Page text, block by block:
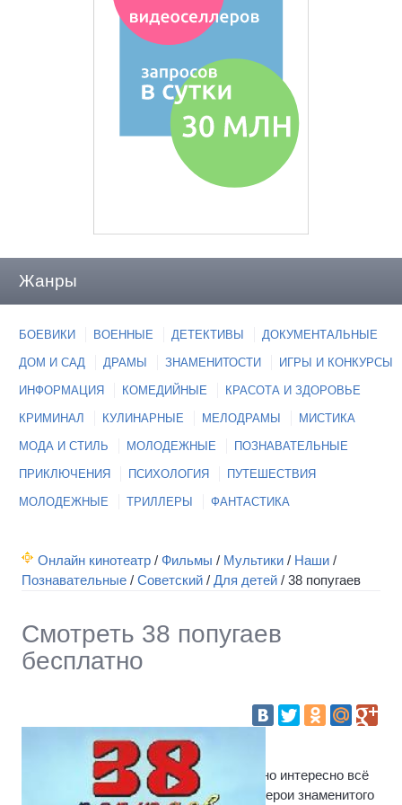
Жанры
БОЕВИКИ ВОЕННЫЕ ДЕТЕКТИВЫ ДОКУМЕНТАЛЬНЫЕ
ДОМ И САД ДРАМЫ ЗНАМЕНИТОСТИ ИГРЫ И КОНКУРСЫ
ИНФОРМАЦИЯ КОМЕДИЙНЫЕ КРАСОТА И ЗДОРОВЬЕ
КРИМИНАЛ КУЛИНАРНЫЕ МЕЛОДРАМЫ МИСТИКА
МОДА И СТИЛЬ МОЛОДЕЖНЫЕ ПОЗНАВАТЕЛЬНЫЕ
ПРИКЛЮЧЕНИЯ ПСИХОЛОГИЯ ПУТЕШЕСТВИЯ
МОЛОДЕЖНЫЕ ТРИЛЛЕРЫ ФАНТАСТИКА
Онлайн кинотеатр / Фильмы / Мультики / Наши /
Познавательные / Советский / Для детей / 38 попугаев
Смотреть 38 попугаев
бесплатно
Истину, понятную всем детям, – «ужасно интересно всё
то, что неизвестно!» – провозглашают герои знаменитого